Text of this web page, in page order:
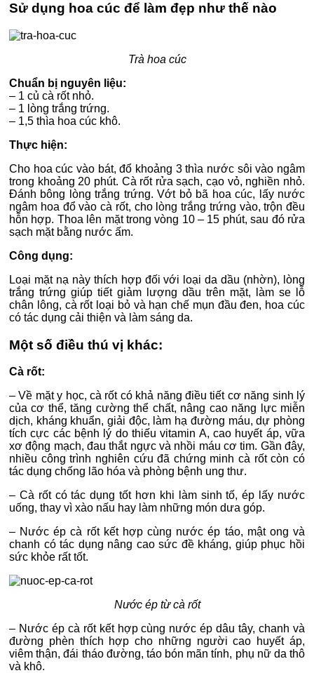
Sử dụng hoa cúc để làm đẹp như thế nào
Trà hoa cúc
Chuẩn bị nguyên liệu:
– 1 củ cà rốt nhỏ.
– 1 lòng trắng trứng.
– 1,5 thìa hoa cúc khô.
Thực hiện:
Cho hoa cúc vào bát, đổ khoảng 3 thìa nước sôi vào ngâm
trong khoảng 20 phút. Cà rốt rửa sạch, cạo vỏ, nghiền nhỏ.
Đánh bông lòng trắng trứng. Vớt bỏ bã hoa cúc, lấy nước
ngâm hoa đổ vào cà rốt, cho lòng trắng trứng vào, trộn đều
hỗn hợp. Thoa lên mặt trong vòng 10 – 15 phút, sau đó rửa
sạch mặt bằng nước ấm.
Công dụng:
Loại mặt nạ này thích hợp đối với loại da dầu (nhờn), lòng
trắng trứng giúp tiết giảm lượng dầu trên mặt, làm se lỗ
chân lông, cà rốt loại bỏ và hạn chế mụn đầu đen, hoa cúc
có tác dụng cải thiện và làm sáng da.
Một số điều thú vị khác:
Cà rốt:
– Về mặt y học, cà rốt có khả năng điều tiết cơ năng sinh lý
của cơ thể, tăng cường thể chất, nâng cao năng lực miễn
dịch, kháng khuẩn, giải độc, làm hạ đường máu, dự phòng
tích cực các bệnh lý do thiếu vitamin A, cao huyết áp, vữa
xơ động mạch, đau thắt ngực và nhồi máu cơ tim. Gần đây,
nhiều công trình nghiên cứu đã chứng minh cà rốt còn có
tác dụng chống lão hóa và phòng bệnh ung thư.
– Cà rốt có tác dụng tốt hơn khi làm sinh tố, ép lấy nước
uống, thay vì xào nấu hay làm những món dưa góp.
– Nước ép cà rốt kết hợp cùng nước ép táo, mật ong và
chanh có tác dụng nâng cao sức đề kháng, giúp phục hồi
sức khỏe rất tốt.
Nước ép từ cà rốt
– Nước ép cà rốt kết hợp cùng nước ép dâu tây, chanh và
đường phèn thích hợp cho những người cao huyết áp,
viêm thận, đái tháo đường, táo bón mãn tính, phụ nữ da thô
và khô.